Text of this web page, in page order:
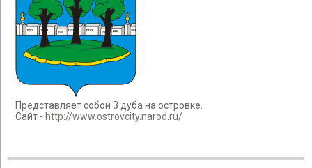
Представляет собой 3 дуба на островке.
Сайт - http://www.ostrovcity.narod.ru/